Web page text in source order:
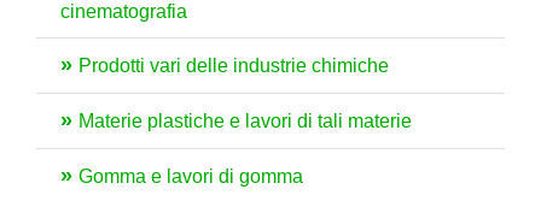
cinematografia
Prodotti vari delle industrie chimiche
Materie plastiche e lavori di tali materie
Gomma e lavori di gomma